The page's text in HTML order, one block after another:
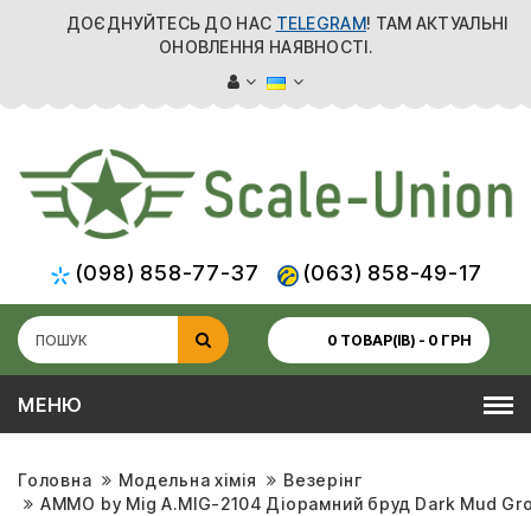
ДОЄДНУЙТЕСЬ ДО НАС TELEGRAM! ТАМ АКТУАЛЬНІ
ОНОВЛЕННЯ НАЯВНОСТІ.
(098) 858-77-37 (063) 858-49-17
0 ТОВАР(ІВ) - 0 ГРН
МЕНЮ
Головна Модельна хімія
Везерінг
AMMO by Mig A.MIG-2104 Діорамний бруд Dark Mud